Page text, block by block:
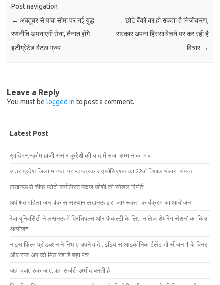
Post navigation
← अक्तूबर से पाक सीमा पर नई युद्ध
रणनीति अपनाएगी सेना, तैनात होंगे
इंटीग्रेटेड बैटल ग्रुप
छोटे बैंकों का हो सकता है निजीकरण,
सरकार अपना हिस्सा बेचने पर कर रही है
विचार →
Leave a Reply
You must be logged in to post a comment.
Latest Post
ख़ादिम-ए-क़ौम हाजी अंसार कुरैशी की याद में सजा सम्मान का मंच
उत्तर प्रदेश जिला मान्यता प्राप्त पत्रकार एसोसिएशन का 22वाँ विशाल भंडारा संपन्न.
लखनऊ से चीफ फोटो जर्नलिस्ट पंकज जोशी की स्पेशल रिपोर्ट
अपेक्षित महिला जन विकास संस्थान लखनऊ द्वारा जागरूकता कार्यक्रम का आयोजन
रेवा यूनिवर्सिटी ने लखनऊ में प्रिंसिपल्स और फैकल्टी के लिए ‘नॉलेज शेयरिंग सेशन’ का किया
आयोजन
नाइस फिल्म प्रोडक्शन ने निभाए अपने वादे , इंडियास आइकोनिक टैलेंट शो सीजन 1 के विनर
और रनर अप को मिल रहा है बड़ा मंच
जहां दवाएं रुक जाएं, वहां सर्जरी उम्मीद बनती है